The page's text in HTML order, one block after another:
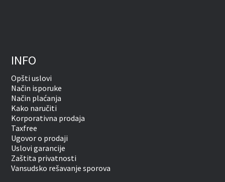
INFO
Opšti uslovi
Način isporuke
Način plaćanja
Kako naručiti
Korporativna prodaja
Taxfree
Ugovor o prodaji
Uslovi garancije
Zaštita privatnosti
Vansudsko rešavanje sporova